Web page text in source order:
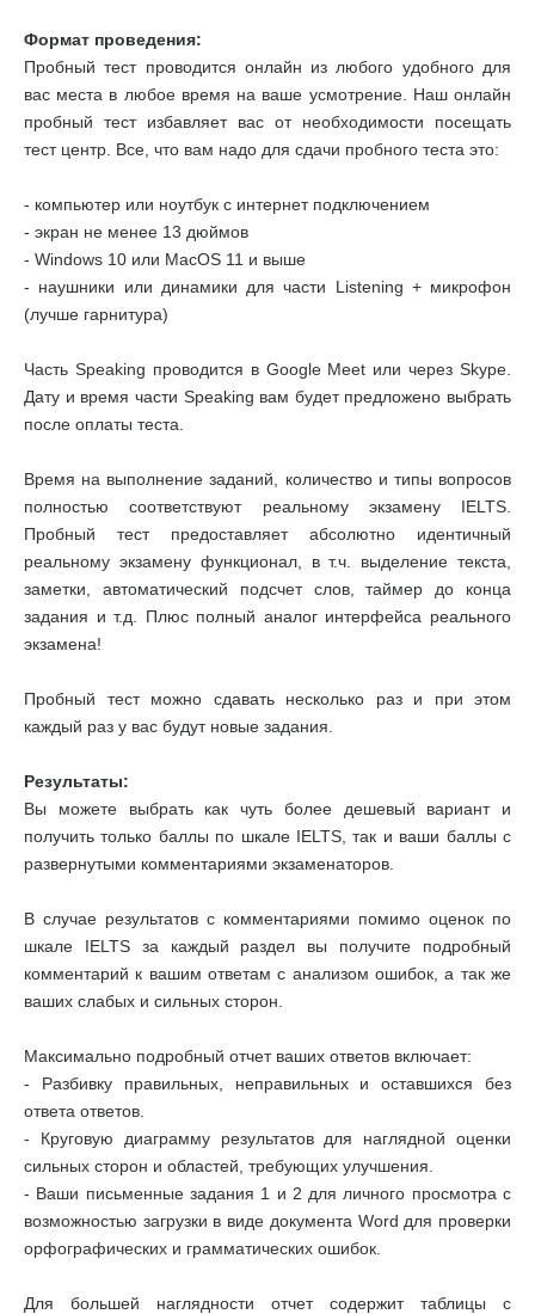
Формат проведения:
Пробный тест проводится онлайн из любого удобного для
вас места в любое время на ваше усмотрение. Наш онлайн
пробный тест избавляет вас от необходимости посещать
тест центр. Все, что вам надо для сдачи пробного теста это:
- компьютер или ноутбук с интернет подключением
- экран не менее 13 дюймов
- Windows 10 или MacOS 11 и выше
- наушники или динамики для части Listening + микрофон
(лучше гарнитура)
Часть Speaking проводится в Google Meet или через Skype.
Дату и время части Speaking вам будет предложено выбрать
после оплаты теста.
Время на выполнение заданий, количество и типы вопросов
полностью соответствуют реальному экзамену IELTS.
Пробный тест предоставляет абсолютно идентичный
реальному экзамену функционал, в т.ч. выделение текста,
заметки, автоматический подсчет слов, таймер до конца
задания и т.д. Плюс полный аналог интерфейса реального
экзамена!
Пробный тест можно сдавать несколько раз и при этом
каждый раз у вас будут новые задания.
Результаты:
Вы можете выбрать как чуть более дешевый вариант и
получить только баллы по шкале IELTS, так и ваши баллы с
развернутыми комментариями экзаменаторов.
В случае результатов с комментариями помимо оценок по
шкале IELTS за каждый раздел вы получите подробный
комментарий к вашим ответам с анализом ошибок, а так же
ваших слабых и сильных сторон.
Максимально подробный отчет ваших ответов включает:
- Разбивку правильных, неправильных и оставшихся без
ответа ответов.
- Круговую диаграмму результатов для наглядной оценки
сильных сторон и областей, требующих улучшения.
- Ваши письменные задания 1 и 2 для личного просмотра с
возможностью загрузки в виде документа Word для проверки
орфографических и грамматических ошибок.
Для большей наглядности отчет содержит таблицы с